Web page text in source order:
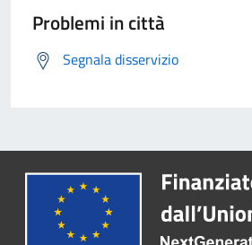
Problemi in città
Segnala disservizio